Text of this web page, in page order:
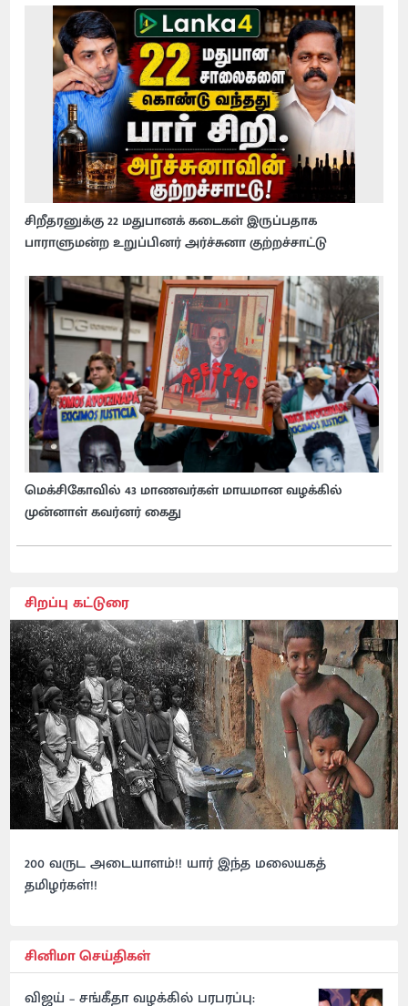
சிறீதரனுக்கு 22 மதுபானக் கடைகள் இருப்பதாக
பாராளுமன்ற உறுப்பினர் அர்ச்சுனா குற்றச்சாட்டு
மெக்சிகோவில் 43 மாணவர்கள் மாயமான வழக்கில்
முன்னாள் கவர்னர் கைது
சிறப்பு கட்டுரை
200 வருட அடையாளம்!! யார் இந்த மலையகத்
தமிழர்கள்!!
சினிமா செய்திகள்
விஜய் – சங்கீதா வழக்கில் பரபரப்பு: